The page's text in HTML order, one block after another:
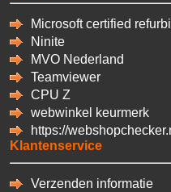
Microsoft certified
Ninite
MVO Nederland
Teamviewer
CPU Z
webwinkel keurmerk
https://
Klantenservice
Verzenden informatie